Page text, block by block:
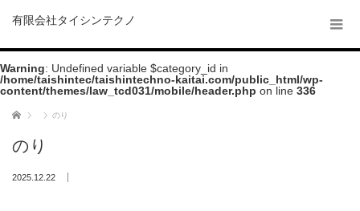
有限会社タイシンテクノ
Warning: Undefined variable $category_id in
/home/taishintec/taishintechno-kaitai.com/public_html/wp-
content/themes/law_tcd031/mobile/header.php on line 336
ホーム のり
のり
2025.12.22